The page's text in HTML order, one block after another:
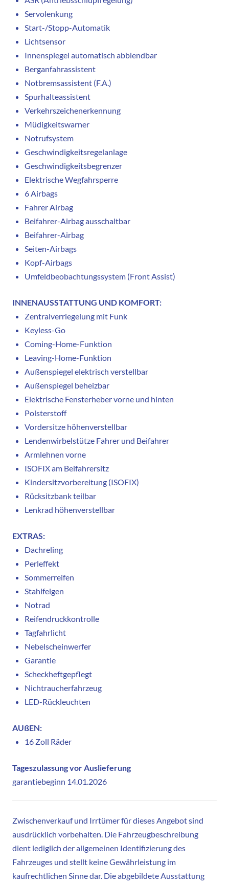
Servolenkung
Start-/Stopp-Automatik
Lichtsensor
Innenspiegel automatisch abblendbar
Berganfahrassistent
Notbremsassistent (F.A.)
Spurhalteassistent
Verkehrszeichenerkennung
Müdigkeitswarner
Notrufsystem
Geschwindigkeitsregelanlage
Geschwindigkeitsbegrenzer
Elektrische Wegfahrsperre
6 Airbags
Fahrer Airbag
Beifahrer-Airbag ausschaltbar
Beifahrer-Airbag
Seiten-Airbags
Kopf-Airbags
Umfeldbeobachtungssystem (Front Assist)
INNENAUSSTATTUNG UND KOMFORT:
Zentralverriegelung mit Funk
Keyless-Go
Coming-Home-Funktion
Leaving-Home-Funktion
Außenspiegel elektrisch verstellbar
Außenspiegel beheizbar
Elektrische Fensterheber vorne und hinten
Polsterstoff
Vordersitze höhenverstellbar
Lendenwirbelstütze Fahrer und Beifahrer
Armlehnen vorne
ISOFIX am Beifahrersitz
Kindersitzvorbereitung (ISOFIX)
Rücksitzbank teilbar
Lenkrad höhenverstellbar
EXTRAS:
Dachreling
Perleffekt
Sommerreifen
Stahlfelgen
Notrad
Reifendruckkontrolle
Tagfahrlicht
Nebelscheinwerfer
Garantie
Scheckheftgepflegt
Nichtraucherfahrzeug
LED-Rückleuchten
AUßEN:
16 Zoll Räder
Tageszulassung vor Auslieferung
garantiebeginn 14.01.2026
Zwischenverkauf und Irrtümer für dieses Angebot sind
ausdrücklich vorbehalten. Die Fahrzeugbeschreibung
dient lediglich der allgemeinen Identifizierung des
Fahrzeuges und stellt keine Gewährleistung im
kaufrechtlichen Sinne dar. Die abgebildete Ausstattung